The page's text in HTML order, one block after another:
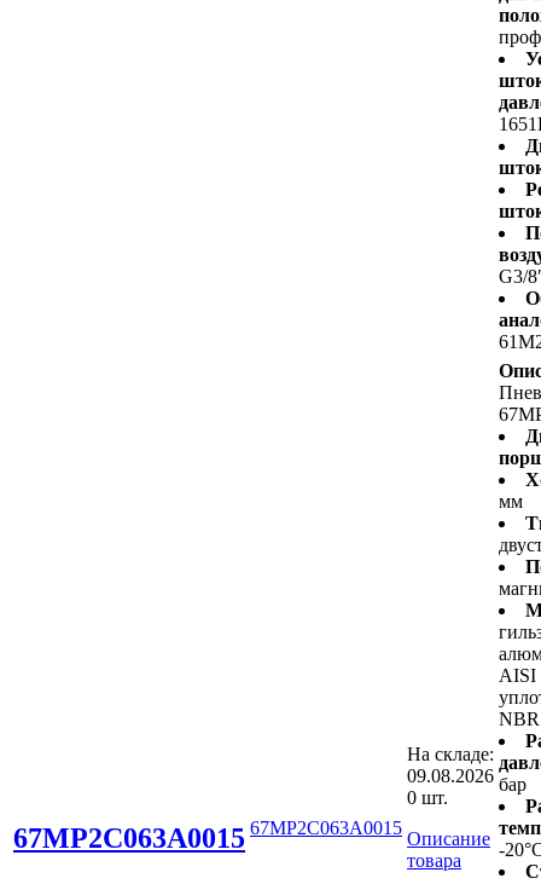
G3/
67MP2C063A0015 67MP2C063A0015
На складе:
09.08.2026
0 шт.
Описание
товара
мм
AISI
NBR
бар
-